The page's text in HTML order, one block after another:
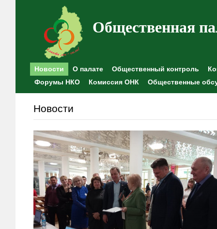
Общественная
Новости О палате Общественный контроль
Форумы НКО
Комиссия ОНК Общественные
Новости